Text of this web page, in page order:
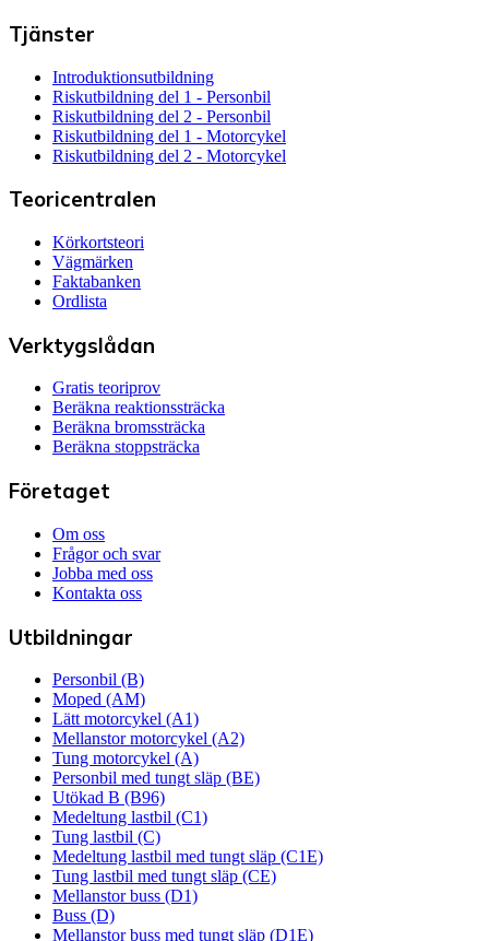
Tjänster
Introduktionsutbildning
Riskutbildning del 1 - Personbil
Riskutbildning del 2 - Personbil
Riskutbildning del 1 - Motorcykel
Riskutbildning del 2 - Motorcykel
Teoricentralen
Körkortsteori
Vägmärken
Faktabanken
Ordlista
Verktygslådan
Gratis teoriprov
Beräkna reaktionssträcka
Beräkna bromssträcka
Beräkna stoppsträcka
Företaget
Om oss
Frågor och svar
Jobba med oss
Kontakta oss
Utbildningar
Personbil (B)
Moped (AM)
Lätt motorcykel (A1)
Mellanstor motorcykel (A2)
Tung motorcykel (A)
Personbil med tungt släp (BE)
Utökad B (B96)
Medeltung lastbil (C1)
Tung lastbil (C)
Medeltung lastbil med tungt släp (C1E)
Tung lastbil med tungt släp (CE)
Mellanstor buss (D1)
Buss (D)
Mellanstor buss med tungt släp (D1E)